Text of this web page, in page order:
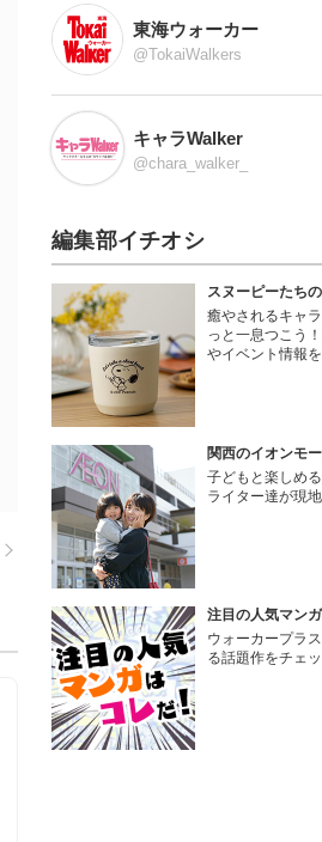
東海ウォーカー
@TokaiWalkers
キャラWalker
@chara_walker_
編集部イチオシ
スヌーピーたち
癒やされるキャ
っと一息つこう
やイベント情報
関西のイオンモ
子どもと楽しめ
ライター達が現
注目の人気マン
ウォーカープラ
る話題作をチェ